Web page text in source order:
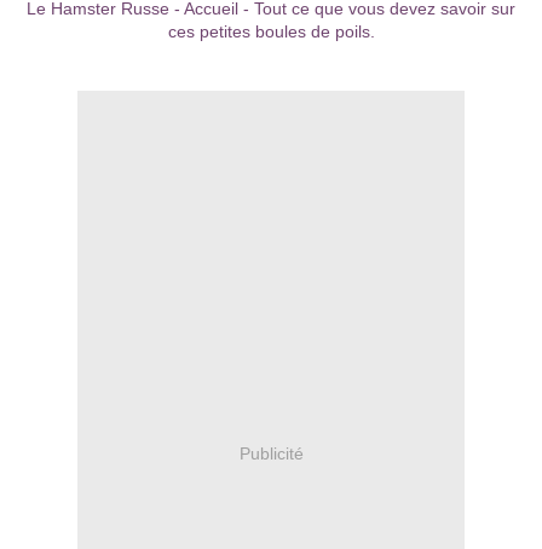
Le Hamster Russe - Accueil - Tout ce que vous devez savoir sur
ces petites boules de poils.
Publicité